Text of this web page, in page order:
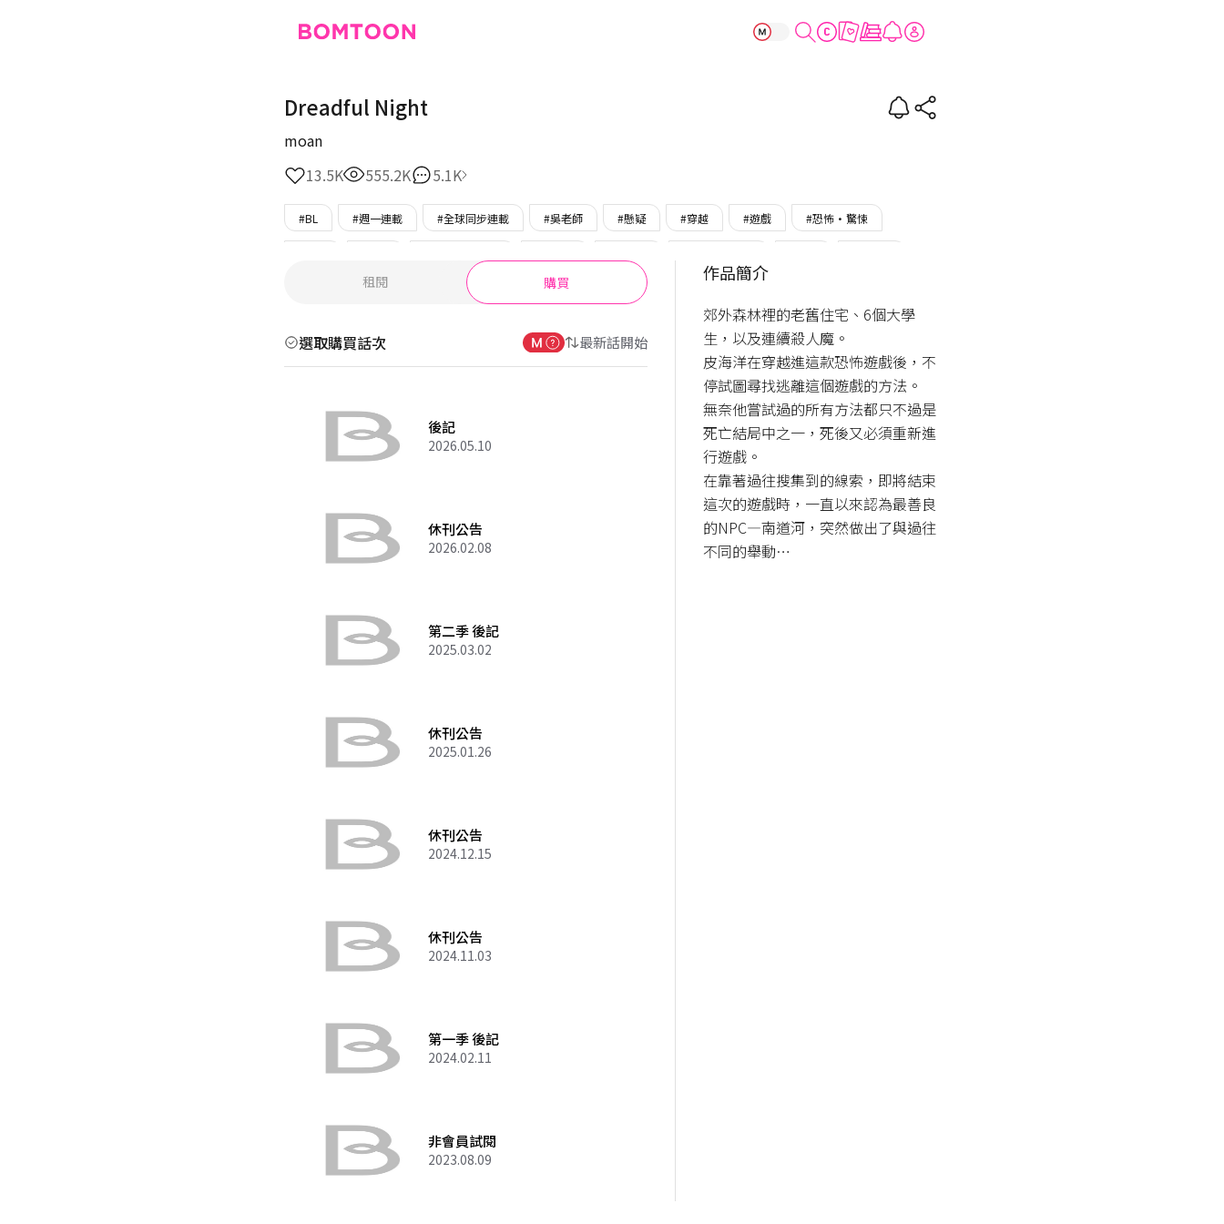
Dreadful Night
Dreadful Night
moan
13.5K
555.2K 5.1K
#BL #週一連載 #全球同步連載 #吳老師 #懸疑 #穿越 #遊戲 #恐怖·驚悚
#只在BOMTOON #WorldDrop
租閱 購買
選取購買話次 最新話開始
後記
2026.05.10
休刊公告
2026.02.08
第二季 後記
2025.03.02
休刊公告
2025.01.26
休刊公告
2024.12.15
休刊公告
2024.11.03
第一季 後記
2024.02.11
非會員試閱
2023.08.09
作品簡介
郊外森林裡的老舊住宅、6個大學
生，以及連續殺人魔。
皮海洋在穿越進這款恐怖遊戲後，不
停試圖尋找逃離這個遊戲的方法。
無奈他嘗試過的所有方法都只不過是
死亡結局中之一，死後又必須重新進
行遊戲。
在靠著過往搜集到的線索，即將結束
這次的遊戲時，一直以來認為最善良
的NPC—南道河，突然做出了與過往
不同的舉動…